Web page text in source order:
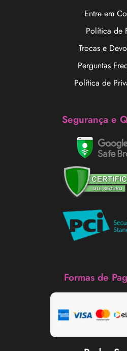
Entre em
Política de
Trocas e
Perguntas
Política de
Segurança e
Formas de